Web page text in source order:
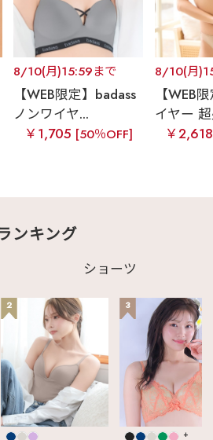
8/10(月)15:59まで
【WEB限定】badass
ノンワイヤ...
￥1,705 [50％OFF]
8/10(月
【WEB
イヤー
￥
ンキング
ショーツ
2 3
+